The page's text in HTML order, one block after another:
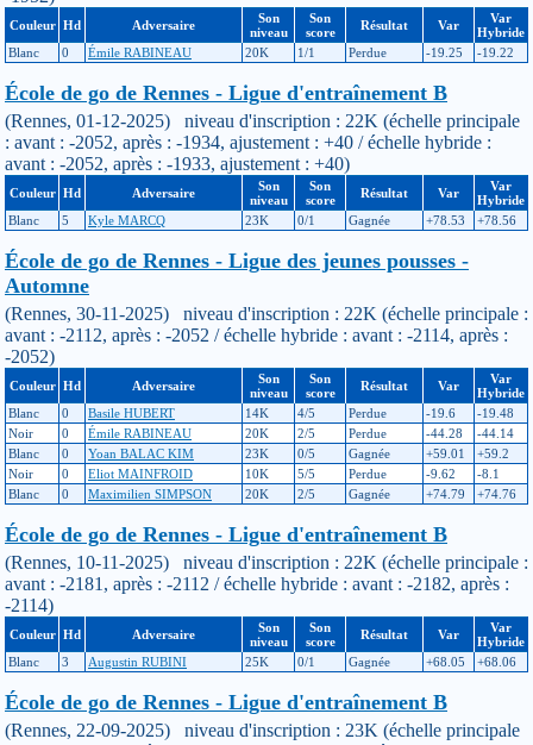
Couleur Hd Adversaire
Son
niveau
Son
score
Résultat Var
Var
Hybride
Blanc
0 Émile RABINEAU 20K 1/1 Perdue -19.25 -19.22
École de go de Rennes - Ligue d'entraînement B
(Rennes, 01-12-2025) niveau d'inscription : 22K (échelle principale
: avant : -2052, après : -1934, ajustement : +40 / échelle hybride :
avant : -2052, après : -1933, ajustement : +40)
Couleur Hd Adversaire
Son
niveau
Son
score
Résultat Var
Var
Hybride
Blanc
5 Kyle MARCQ 23K 0/1 Gagnée +78.53 +78.56
École de go de Rennes - Ligue des jeunes pousses -
Automne
(Rennes, 30-11-2025) niveau d'inscription : 22K (échelle principale :
avant : -2112, après : -2052 / échelle hybride : avant : -2114, après :
-2052)
Couleur Hd Adversaire
Son
niveau
Son
score
Résultat Var
Var
Hybride
Blanc
0 Basile HUBERT 14K 4/5 Perdue -19.6
-19.48
Noir
0 Émile RABINEAU 20K 2/5 Perdue -44.28
-44.14
Blanc
0 Yoan BALAC KIM 23K 0/5 Gagnée +59.01
+59.2
Noir
0 Eliot MAINFROID 10K 5/5 Perdue -9.62
-8.1
Blanc
0 Maximilien SIMPSON 20K 2/5 Gagnée +74.79 +74.76
École de go de Rennes - Ligue d'entraînement B
(Rennes, 10-11-2025) niveau d'inscription : 22K (échelle principale :
avant : -2181, après : -2112 / échelle hybride : avant : -2182, après :
-2114)
Couleur Hd Adversaire
Son
niveau
Son
score
Résultat Var
Var
Hybride
Blanc
3 Augustin RUBINI 25K 0/1 Gagnée +68.05 +68.06
École de go de Rennes - Ligue d'entraînement B
(Rennes, 22-09-2025) niveau d'inscription : 23K (échelle principale